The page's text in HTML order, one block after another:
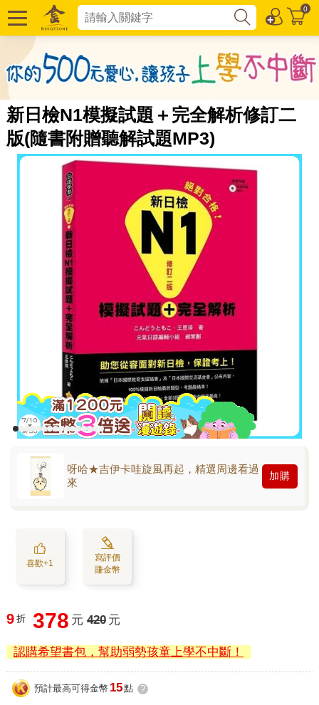
0
新日檢N1模擬試題＋完全解析修訂二
版(隨書附贈聽解試題MP3)
呀哈★吉伊卡哇旋風再起，精選周邊看過
來
加購
喜歡+1
寫評價
賺金幣
9 折 378 元 420 元
認購希望書包，幫助弱勢孩童上學不中斷！
預計最高可得金幣 15點 ?